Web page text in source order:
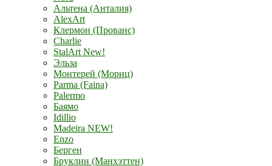
Альтена (Анталия)
AlexArt
Клермон (Прованс)
Charlie
StalArt New!
Эльза
Монтерей (Мориц)
Parma (Faina)
Palermo
Баямо
Idillio
Madeira NEW!
Enzo
Берген
Бруклин (Манхэттен)